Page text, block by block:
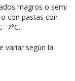
magros o semi
con pastas con
7°C.
variar según la